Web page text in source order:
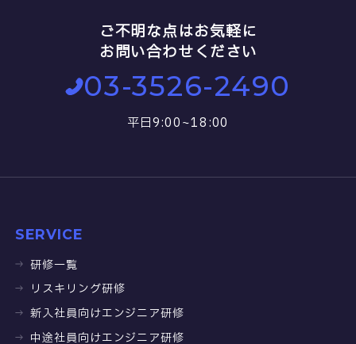
ご不明な点はお気軽に
お問い合わせください
03-3526-2490
平日9:00~18:00
SERVICE
研修一覧
リスキリング研修
新入社員向けエンジニア研修
中途社員向けエンジニア研修